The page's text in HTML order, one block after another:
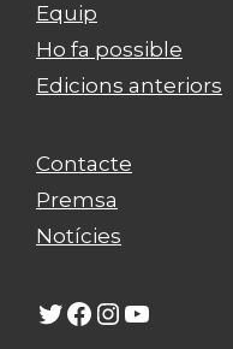
Equip
Ho fa possible
Edicions anteriors
Contacte
Premsa
Notícies
Twitter
Facebook
Instagram
YouTube